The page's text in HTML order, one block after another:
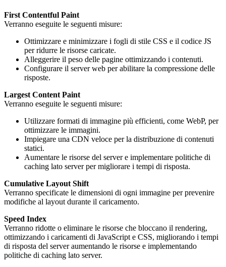
First Contentful Paint
Verranno eseguite le seguenti misure:
Ottimizzare e minimizzare i fogli di stile CSS e il codice JS
per ridurre le risorse caricate.
Alleggerire il peso delle pagine ottimizzando i contenuti.
Configurare il server web per abilitare la compressione delle
risposte.
Largest Content Paint
Verranno eseguite le seguenti misure:
Utilizzare formati di immagine più efficienti, come WebP, per
ottimizzare le immagini.
Impiegare una CDN veloce per la distribuzione di contenuti
statici.
Aumentare le risorse del server e implementare politiche di
caching lato server per migliorare i tempi di risposta.
Cumulative Layout Shift
Verranno specificate le dimensioni di ogni immagine per prevenire
modifiche al layout durante il caricamento.
Speed Index
Verranno ridotte o eliminare le risorse che bloccano il rendering,
ottimizzando i caricamenti di JavaScript e CSS, migliorando i tempi
di risposta del server aumentando le risorse e implementando
politiche di caching lato server.